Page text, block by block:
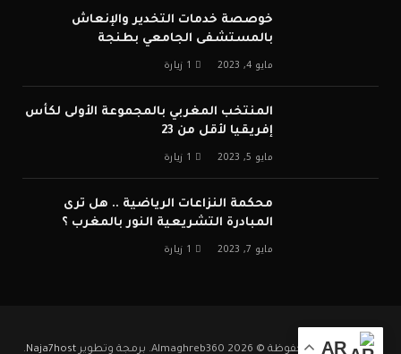
خوصصة خدمات التخدير والإنعاش
بالمستشفى الجامعي بطنجة
مايو 4, 2023 1 زيارة
المنتخب المغربي بالمجموعة الأولى لكأس
إفريقيا لأقل من 23
مايو 5, 2023 1 زيارة
محكمة النزاعات الرياضية .. هل ترى
المبادرة التشريعية النور بالمغرب ؟
مايو 7, 2023 1 زيارة
جميع الحقوق محفوظة © 2026 Almaghreb360. برمجة وتطوير Naja7host
. AR